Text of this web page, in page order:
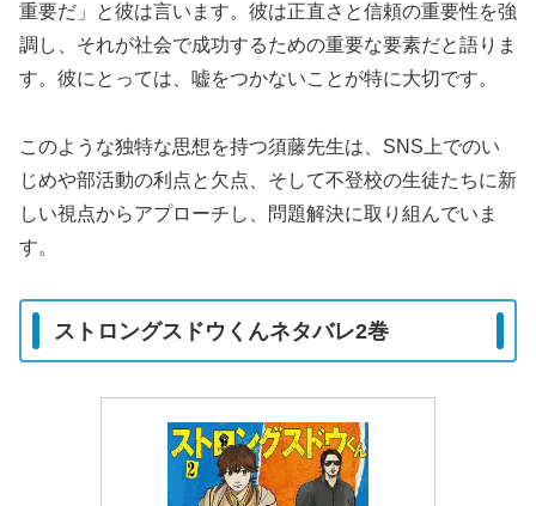
重要だ」と彼は言います。彼は正直さと信頼の重要性を強
調し、それが社会で成功するための重要な要素だと語りま
す。彼にとっては、嘘をつかないことが特に大切です。
このような独特な思想を持つ須藤先生は、SNS上でのい
じめや部活動の利点と欠点、そして不登校の生徒たちに新
しい視点からアプローチし、問題解決に取り組んでいま
す。
ストロングスドウくんネタバレ2巻